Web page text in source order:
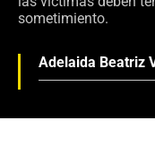
sometimiento.
Adelaida Beatriz